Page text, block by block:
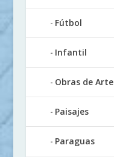
Fútbol
Infantil
Obras de Arte
Paisajes
Paraguas